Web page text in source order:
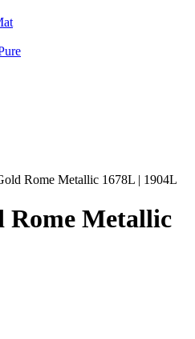
Rome Metallic 1678L | 1904L
Rome Metallic